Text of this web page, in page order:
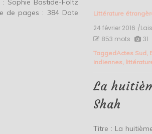
Sophie Bastide-Foltz
de pages : 384 Date
Littérature
24 février 2016 /
853 mots 31
TaggedActes Sud,
indiennes,
La
Shah
Titre : La